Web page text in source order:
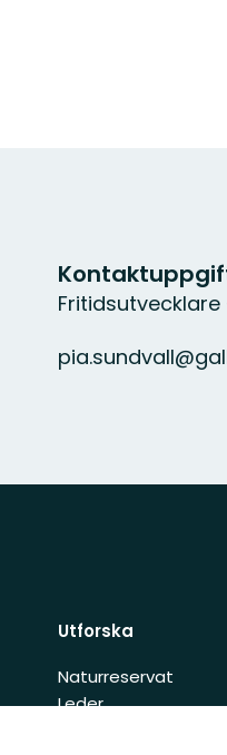
Utforska
Naturreservat
Leder